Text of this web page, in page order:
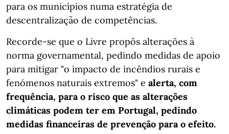
para os municípios numa estratégia de
descentralização de competências.
Recorde-se que o Livre propôs alterações à
norma governamental, pedindo medidas de apoio
para mitigar "o impacto de incêndios rurais e
fenómenos naturais extremos" e alerta, com
frequência, para o risco que as alterações
climáticas podem ter em Portugal, pedindo
medidas financeiras de prevenção para o efeito.